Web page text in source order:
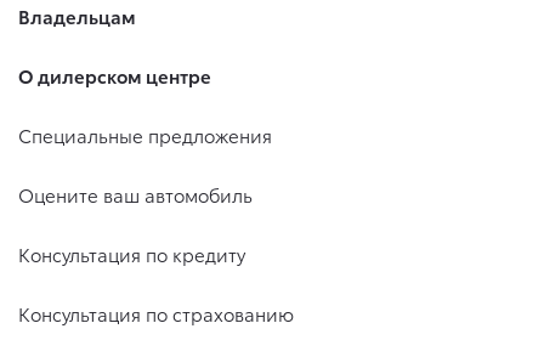
Владельцам
О дилерском центре
Специальные предложения
Оцените ваш автомобиль
Консультация по кредиту
Консультация по страхованию